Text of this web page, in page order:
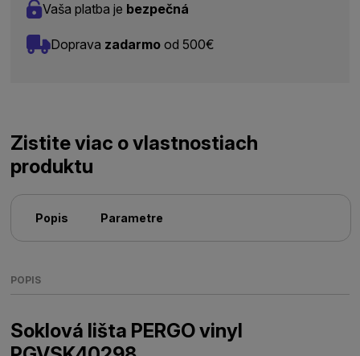
Vaša platba je bezpečná
Doprava zadarmo od 500€
Zistite viac o vlastnostiach
produktu
Popis Parametre
POPIS
Soklová lišta PERGO vinyl